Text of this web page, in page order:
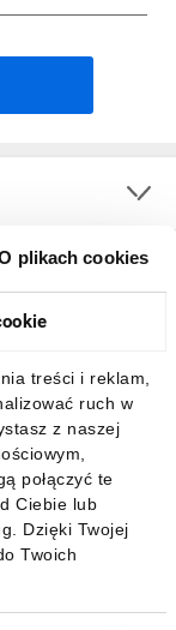
plikach cookies
treści i reklam,
ruch w
z naszej
połączyć te
Ciebie lub
Dzięki Twojej
Twoich